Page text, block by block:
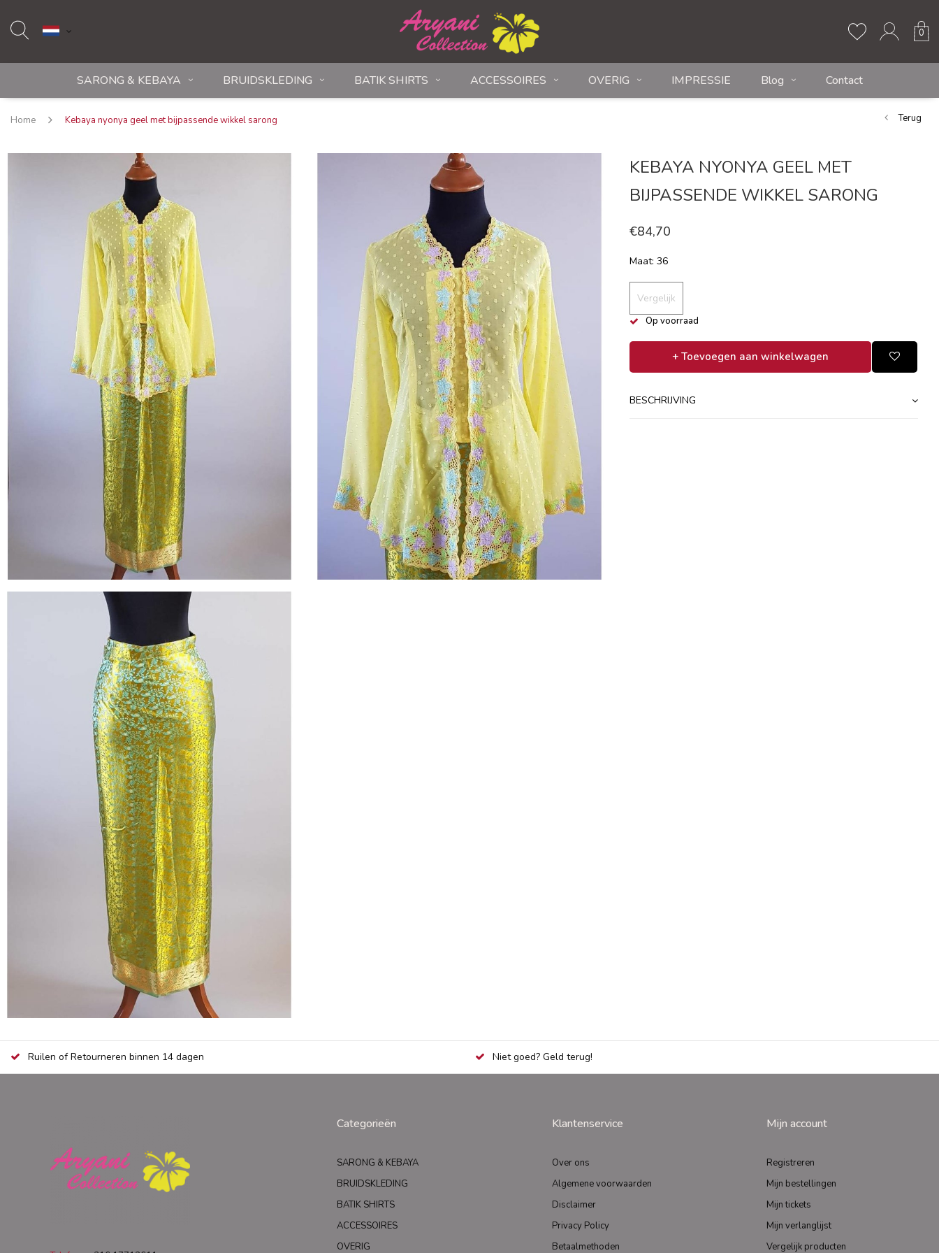
0
SARONG & KEBAYA BRUIDSKLEDING BATIK SHIRTS ACCESSOIRES OVERIG IMPRESSIE Blog Contact
Home Kebaya nyonya geel met bijpassende wikkel sarong Terug
KEBAYA NYONYA GEEL MET
BIJPASSENDE WIKKEL SARONG
€84,70
Maat: 36
Vergelijk
Op voorraad
+ Toevoegen aan winkelwagen
BESCHRIJVING
Ruilen of Retourneren binnen 14 dagen Niet goed? Geld terug!
Categorieën
SARONG & KEBAYA
BRUIDSKLEDING
BATIK SHIRTS
ACCESSOIRES
OVERIG
Klantenservice
Over ons
Algemene voorwaarden
Disclaimer
Privacy Policy
Betaalmethoden
Mijn account
Registreren
Mijn bestellingen
Mijn tickets
Mijn verlanglijst
Vergelijk producten